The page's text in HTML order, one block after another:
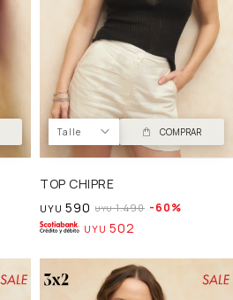
Talle COMPRAR
TOP CHIPRE
UYU 590 UYU 1.490 60
UYU 502